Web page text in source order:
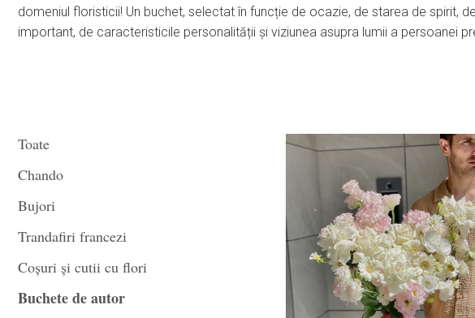
domeniul floristicii! Un buchet, selectat în funcție de ocazie, de starea de spirit,
important, de caracteristicile personalității și viziunea asupra lumii a persoanei
Toate
Chando
Bujori
Trandafiri francezi
Coșuri și cutii cu flori
Buchete de autor